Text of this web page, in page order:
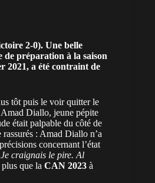
2-0). Une belle
de préparation à la saison
2021, a été contraint de
tôt puis le voir quitter le
Amad Diallo, jeune pépite
était palpable du côté de
: Amad Diallo n’a
concernant l’état
Je craignais le pire. Al
que la CAN 2023 à